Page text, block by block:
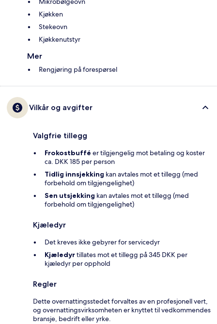
Kjøkken
Stekeovn
Kjøkkenutstyr
Mer
Rengjøring på forespørsel
Vilkår og avgifter
Valgfrie tillegg
Frokostbuffé er tilgjengelig mot betaling og koster
ca. DKK 185 per person
Tidlig innsjekking kan avtales mot et tillegg (med
forbehold om tilgjengelighet)
Sen utsjekking kan avtales mot et tillegg (med
forbehold om tilgjengelighet)
Kjæledyr
Det kreves ikke gebyrer for servicedyr
Kjæledyrtillates mot et tillegg på 345 DKK per
kjæledyr per opphold
Regler
Dette overnattingsstedet forvaltes av en profesjonell vert,
og overnattingsvirksomheten er knyttet til vedkommendes
bransje, bedrift eller yrke.